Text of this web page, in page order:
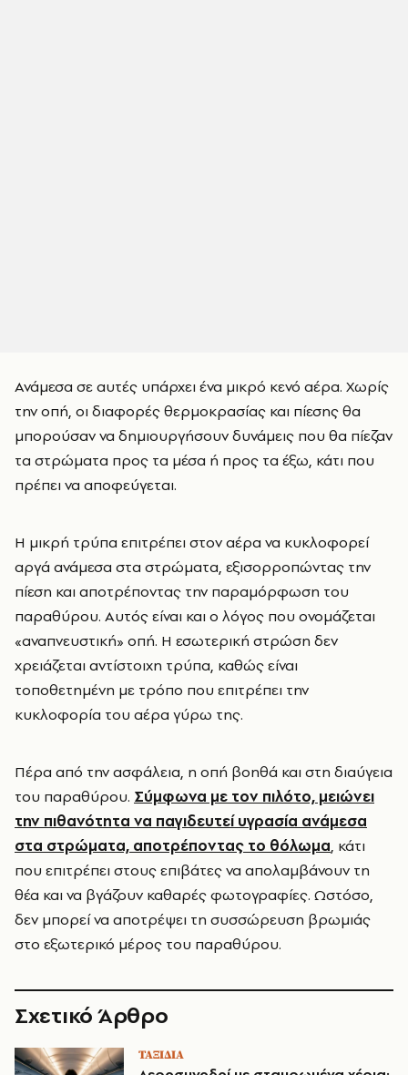
Ανάμεσα σε αυτές υπάρχει ένα μικρό κενό αέρα. Χωρίς
την οπή, οι διαφορές θερμοκρασίας και πίεσης θα
μπορούσαν να δημιουργήσουν δυνάμεις που θα πίεζαν
τα στρώματα προς τα μέσα ή προς τα έξω, κάτι που
πρέπει να αποφεύγεται.
Η μικρή τρύπα επιτρέπει στον αέρα να κυκλοφορεί
αργά ανάμεσα στα στρώματα, εξισορροπώντας την
πίεση και αποτρέποντας την παραμόρφωση του
παραθύρου. Αυτός είναι και ο λόγος που ονομάζεται
«αναπνευστική» οπή. Η εσωτερική στρώση δεν
χρειάζεται αντίστοιχη τρύπα, καθώς είναι
τοποθετημένη με τρόπο που επιτρέπει την
κυκλοφορία του αέρα γύρω της.
Πέρα από την ασφάλεια, η οπή βοηθά και στη διαύγεια
του παραθύρου. Σύμφωνα με τον πιλότο, μειώνει
την πιθανότητα να παγιδευτεί υγρασία ανάμεσα
στα στρώματα, αποτρέποντας το θόλωμα, κάτι
που επιτρέπει στους επιβάτες να απολαμβάνουν τη
θέα και να βγάζουν καθαρές φωτογραφίες. Ωστόσο,
δεν μπορεί να αποτρέψει τη συσσώρευση βρωμιάς
στο εξωτερικό μέρος του παραθύρου.
Σχετικό Άρθρο
ΤΑΞΙΔΙΑ